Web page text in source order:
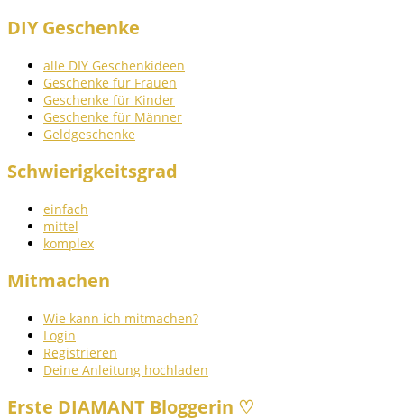
DIY Geschenke
alle DIY Geschenkideen
Geschenke für Frauen
Geschenke für Kinder
Geschenke für Männer
Geldgeschenke
Schwierigkeitsgrad
einfach
mittel
komplex
Mitmachen
Wie kann ich mitmachen?
Login
Registrieren
Deine Anleitung hochladen
Erste DIAMANT Bloggerin ♡